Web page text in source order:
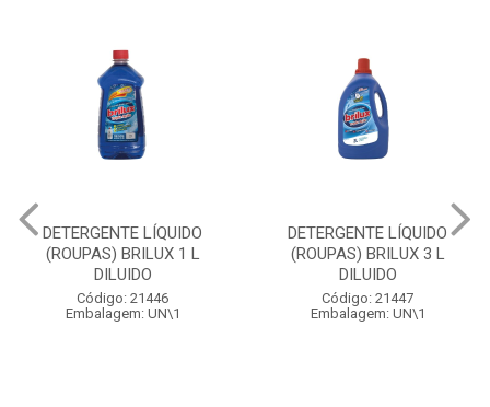
DETERGENTE LÍQUIDO
(ROUPAS) BRILUX 1 L
DILUIDO
Código: 21446
Embalagem: UN\1
DETERGENTE LÍQUIDO
(ROUPAS) BRILUX 3 L
DILUIDO
Código: 21447
Embalagem: UN\1